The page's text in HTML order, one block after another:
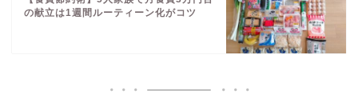
の献立は1週間ルーティーン化がコツ